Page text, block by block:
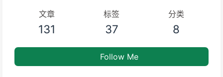
文章
131
标签
37
分类
8
Follow Me